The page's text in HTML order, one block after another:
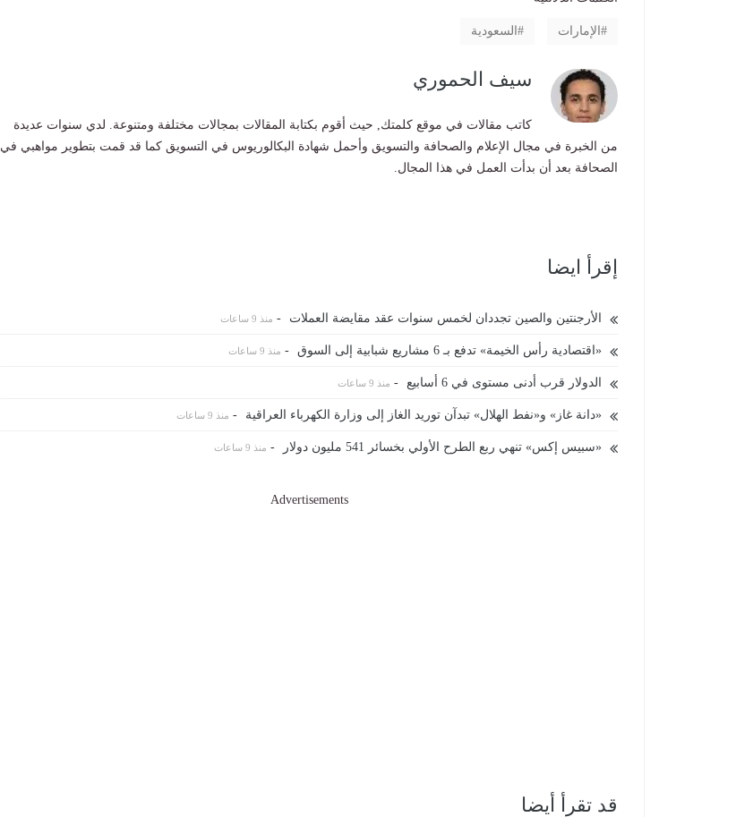
الإمارات السعودية
سيف الحموري
كاتب مقالات في موقع كلمتك, حيث أقوم بكتابة المقالات بمجالات مختلفة ومتنوعة. لدي سنوات عديدة
من الخبرة في مجال الإعلام والصحافة والتسويق وأحمل شهادة البكالوريوس في التسويق كما قد قمت بتطوير مواهبي في
الصحافة بعد أن بدأت العمل في هذا المجال.
إقرأ ايضا
الأرجنتين والصين تجددان لخمس سنوات عقد مقايضة العملات - منذ 9 ساعات
«اقتصادية رأس الخيمة» تدفع بـ 6 مشاريع شبابية إلى السوق - منذ 9 ساعات
الدولار قرب أدنى مستوى في 6 أسابيع - منذ 9 ساعات
«دانة غاز» و«نفط الهلال» تبدآن توريد الغاز إلى وزارة الكهرباء العراقية - منذ 9 ساعات
«سبيس إكس» تنهي ربع الطرح الأولي بخسائر 541 مليون دولار - منذ 9 ساعات
Advertisements
قد تقرأ أيضا